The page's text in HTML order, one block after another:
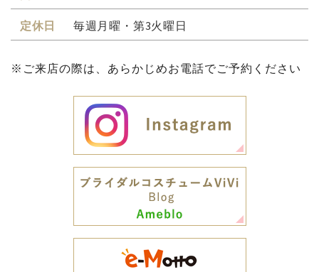
定休日 毎週月曜・第3火曜日
※ご来店の際は、あらかじめお電話でご予約ください